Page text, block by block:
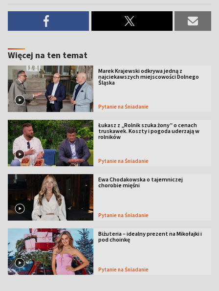
Więcej na ten temat
Marek Krajewski odkrywa jedną z
najciekawszych miejscowości Dolnego
Śląska
Pytanie na Śniadanie
Łukasz z „Rolnik szuka żony” o cenach
truskawek. Koszty i pogoda uderzają w
rolników
Pytanie na Śniadanie
Ewa Chodakowska o tajemniczej
chorobie mięśni
Pytanie na Śniadanie
Biżuteria – idealny prezent na Mikołajki i
pod choinkę
Pytanie na Śniadanie